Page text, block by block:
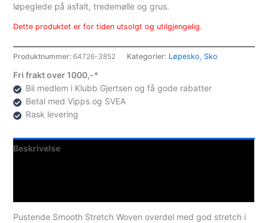
løpeglede på asfalt, tredemølle og grus.
Dette produktet er for tiden utsolgt og utilgjengelig.
Produktnummer: 64726-3852 Kategorier: Løpesko, Sko
Fri frakt over 1000,-*
Bli medlem i Klubb Gjertsen og få gode rabatter
Betal med Vipps og SVEA
Rask levering
Beskrivelse
Pustende Smooth Stretch Woven overdel med god stretch i